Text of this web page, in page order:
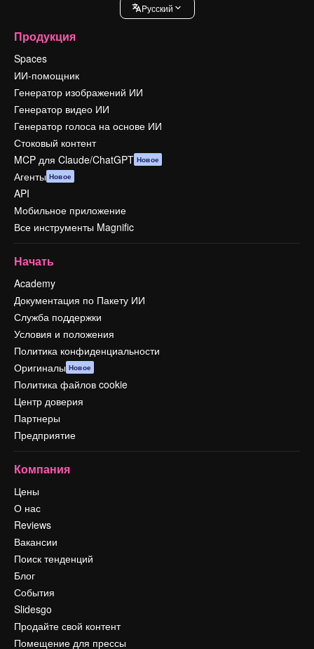
Pусский
Продукция
Spaces
ИИ-помощник
Генератор изображений ИИ
Генератор видео ИИ
Генератор голоса на основе ИИ
Стоковый контент
MCP для Claude/ChatGPT Новое
Агенты Новое
API
Мобильное приложение
Все инструменты Magnific
Начать
Academy
Документация по Пакету ИИ
Служба поддержки
Условия и положения
Политика конфиденциальности
Оригиналы Новое
Политика файлов cookie
Центр доверия
Партнеры
Предприятие
Компания
Цены
О нас
Reviews
Вакансии
Поиск тенденций
Блог
События
Slidesgo
Продайте свой контент
Помещение для прессы